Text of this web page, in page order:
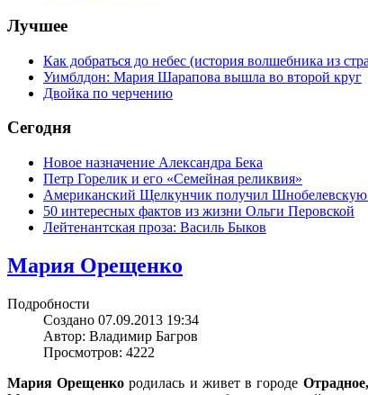
Лучшее
Как добраться до небес (история волшебника из
Уимблдон: Мария Шарапова вышла во второй круг
Двойка по черчению
Сегодня
Новое назначение Александра Бека
Петр Горелик и его «Семейная реликвия»
Американский Щелкунчик получил
50 интересных фактов из жизни Ольги Перовской
Лейтенантская проза: Василь Быков
Мария Орещенко
Подробности
Создано 07.09.2013 19:34
Автор: Владимир Багров
Просмотров: 4222
Мария Орещенко родилась и живет в городе